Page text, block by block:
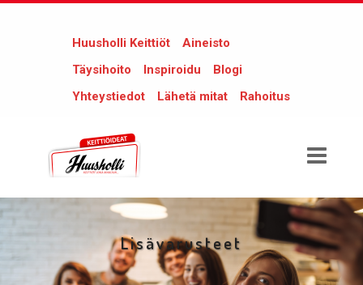
Huusholli Keittiöt
Aineisto
Täysihoito
Inspiroidu
Blogi
Yhteystiedot
Lähetä mitat Rahoitus
Lisävarusteet